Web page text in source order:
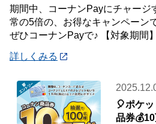
期間中、コーナンPayにチャージ
常の5倍の、お得なキャンペーン
ぜひコーナンPayで♪ 【対象期間】 12月3日(水)～12月31
詳しくみる
🎈ポケ
品券